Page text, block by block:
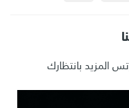
المزيد بانتظارك